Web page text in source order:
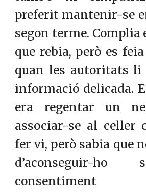
preferit mantenir-se
segon terme. Complia
que rebia, però es
quan les autoritats li
informació delicada.
era regentar un
associar-se al celler
fer vi, però sabia que
d’aconseguir-